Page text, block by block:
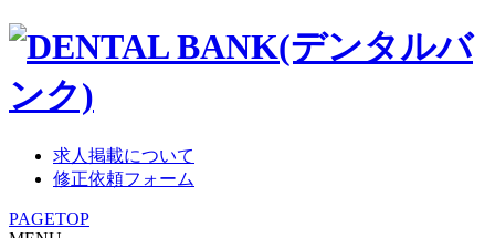
求人掲載について
修正依頼フォーム
PAGETOP